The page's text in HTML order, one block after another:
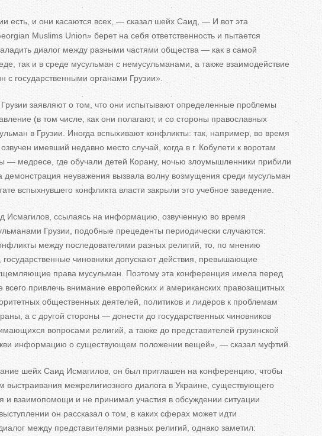
есть, и они касаются всех, — сказал шейх Саид, — И вот эта
Muslims Union» берет на себя ответственность и пытается
диалог между разными частями общества — как в самой
так и в среде мусульман с немусульманами, а также взаимодействие
с государственными органами Грузии»
заявляют о том, что они испытывают определенные проблемы
(в том числе, как они полагают, и со стороны православных
в Грузии. Иногда вспыхивают конфликты: так, например, во время
имевший недавно место случай, когда в г. Кобулети к воротам
— медресе, где обучали детей Корану, ночью злоумышленники прибили
демонстрация неуважения вызвала волну возмущения среди мусульман
вспыхнувшего конфликта власти закрыли это учебное заведение.
Исмагилов, ссылаясь на информацию, озвученную во время
Грузии, подобные прецеденты периодически случаются:
между последователями разных религий, то, по мнению
государственные чиновники допускают действия, превышающие
права мусульман. Поэтому эта конференция имела перед
всего привлечь внимание европейских и американских правозащитных
общественных деятелей, политиков и лидеров к проблемам
а с другой стороны — донести до государственных чиновников
вопросами религий, а также до представителей грузинской
информацию о существующем положении вещей» — сказал муфтий.
шейх Саид Исмагилов, он был приглашен на конференцию, чтобы
выстраивания межрелигиозного диалога в Украине, существующего
и взаимопомощи и не принимал участия в обсуждении ситуации
он рассказал о том, в каких сферах может идти
между представителями разных религий, однако заметил: